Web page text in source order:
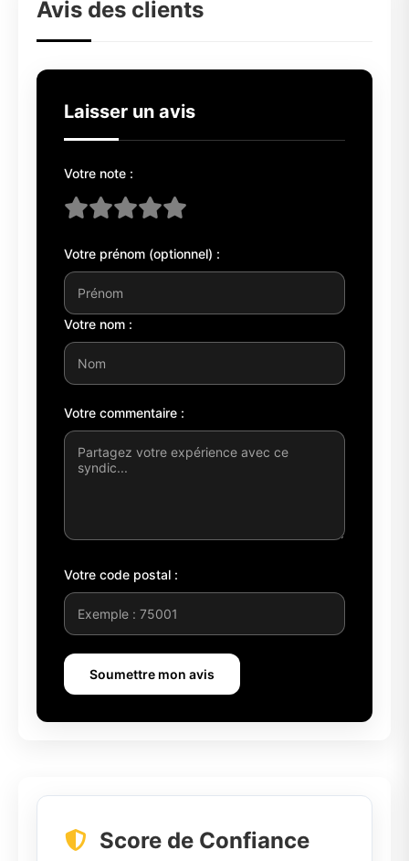
Avis des clients
Laisser un avis
Votre note :
Votre prénom (optionnel) :
Votre nom :
Votre commentaire :
Votre code postal :
Soumettre mon avis
Score de Confiance